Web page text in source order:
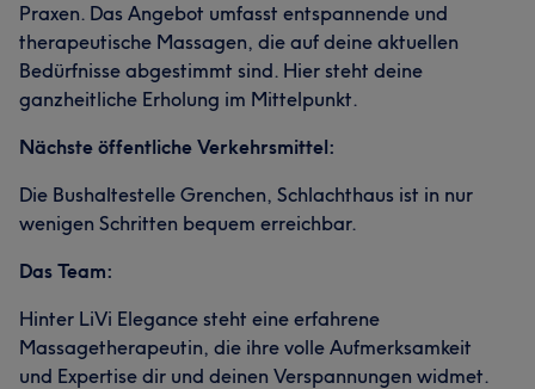
Praxen. Das Angebot umfasst entspannende und
therapeutische Massagen, die auf deine aktuellen
Bedürfnisse abgestimmt sind. Hier steht deine
ganzheitliche Erholung im Mittelpunkt.
Nächste öffentliche Verkehrsmittel:
Die Bushaltestelle Grenchen, Schlachthaus ist in nur
wenigen Schritten bequem erreichbar.
Das Team:
Hinter LiVi Elegance steht eine erfahrene
Massagetherapeutin, die ihre volle Aufmerksamkeit
und Expertise dir und deinen Verspannungen widmet.